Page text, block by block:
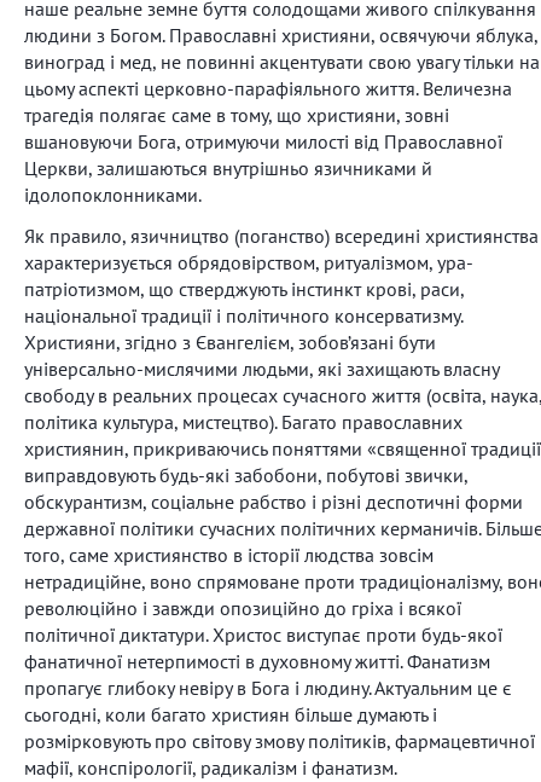
наше реальне земне буття солодощами живого спілкування
людини з Богом. Православні християни, освячуючи яблука,
виноград і мед, не повинні акцентувати свою увагу тільки на
цьому аспекті церковно-парафіяльного життя. Величезна
трагедія полягає саме в тому, що християни, зовні
вшановуючи Бога, отримуючи милості від Православної
Церкви, залишаються внутрішньо язичниками й
ідолопоклонниками.
Як правило, язичництво (поганство) всередині християнства
характеризується обрядовірством, ритуалізмом, ура-
патріотизмом, що стверджують інстинкт крові, раси,
національної традиції і політичного консерватизму.
Християни, згідно з Євангелієм, зобов’язані бути
універсально-мислячими людьми, які захищають власну
свободу в реальних процесах сучасного життя (освіта, наука,
політика культура, мистецтво). Багато православних
християнин, прикриваючись поняттями «священної
виправдовують будь-які забобони, побутові звички,
обскурантизм, соціальне рабство і різні деспотичні форми
державної політики сучасних політичних керманичів.
того, саме християнство в історії людства зовсім
нетрадиційне, воно спрямоване проти традиціоналізму,
революційно і завжди опозиційно до гріха і всякої
політичної диктатури. Христос виступає проти будь-якої
фанатичної нетерпимості в духовному житті. Фанатизм
пропагує глибоку невіру в Бога і людину. Актуальним це є
сьогодні, коли багато християн більше думають і
розмірковують про світову змову політиків, фармацевтичної
мафії, конспірології, радикалізм і фанатизм.